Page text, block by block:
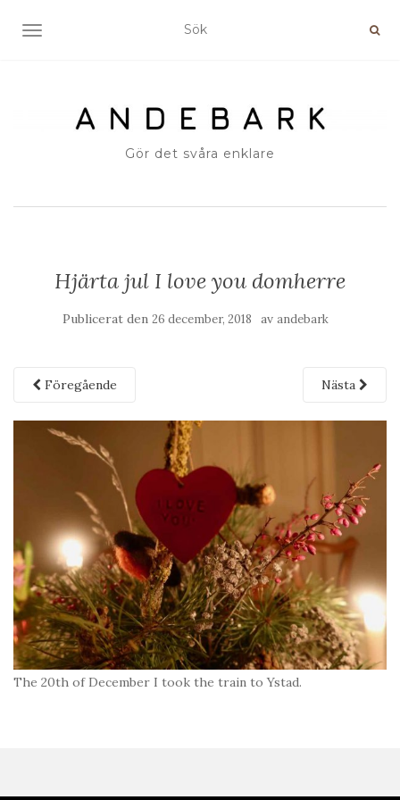
SLÅ PÅ/AV NAVIGERING
Gör det svåra enklare
Hjärta jul I love you domherre
Publicerat den 26 december, 2018 av andebark
Föregående Nästa
The 20th of December I took the train to Ystad.